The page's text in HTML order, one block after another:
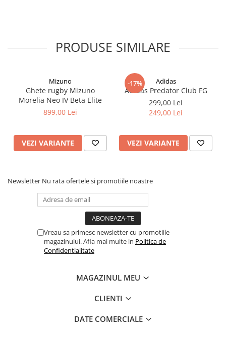
PRODUSE SIMILARE
Mizuno
Ghete rugby Mizuno
Morelia Neo IV Beta Elite
899,00 Lei
VEZI VARIANTE
-17% Adidas
Adidas Predator Club FG
299,00 Lei
249,00 Lei
VEZI VARIANTE
Newsletter Nu rata ofertele si promotiile noastre
Vreau sa primesc newsletter cu promotiile
magazinului. Afla mai multe in Politica de
Confidentialitate
MAGAZINUL MEU
CLIENTI
DATE COMERCIALE